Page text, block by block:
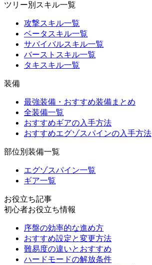
ツリー別スキル一覧
攻撃スキル一覧
ベータスキル一覧
サバイバルスキル一覧
バーストスキル一覧
タキスキル一覧
装備
最強装備・おすすめ装備まとめ
全装備一覧
おすすめギアの入手方法
おすすめエグゾスパインの入手方法
部位別装備一覧
エグゾスパイン一覧
ギア一覧
お役立ち記事
初心者お役立ち情報
序盤の効率的な進め方
おすすめ設定と変更方法
難易度の違いとおすすめ
ハードモードの解放条件